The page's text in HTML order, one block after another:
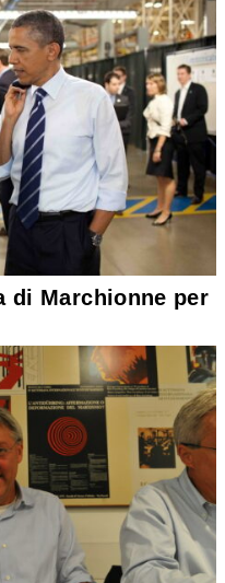
di Marchionne per